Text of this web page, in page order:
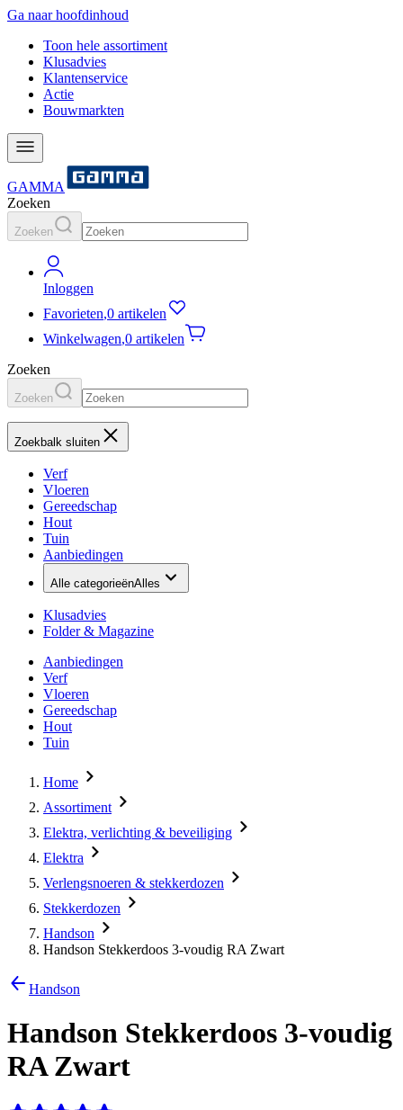
Ga naar hoofdinhoud
Toon hele assortiment
Klusadvies
Klantenservice
Actie
Bouwmarkten
GAMMA
Zoeken
Zoeken
Inloggen
Favorieten,0 artikelen
Winkelwagen,0 artikelen
Zoeken
Zoeken
Zoekbalk sluiten
Verf
Vloeren
Gereedschap
Hout
Tuin
Aanbiedingen
Alle categorieënAlles
Klusadvies
Folder & Magazine
Aanbiedingen
Verf
Vloeren
Gereedschap
Hout
Tuin
Home
Assortiment
Elektra, verlichting & beveiliging
Elektra
Verlengsnoeren & stekkerdozen
Stekkerdozen
Handson
Handson Stekkerdoos 3-voudig RA Zwart
Handson
Handson Stekkerdoos 3-voudig
RA Zwart